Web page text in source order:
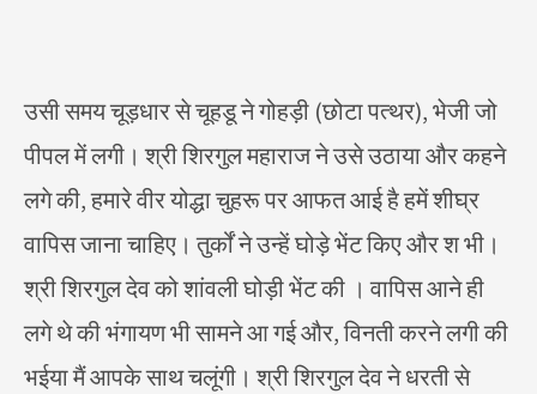
उसी समय चूड़धार से चूहडू ने गोहड़ी (छोटा पत्थर), भेजी जो
पीपल में लगी। श्री शिरगुल महाराज ने उसे उठाया और कहने
लगे की, हमारे वीर योद्धा चुहरू पर आफत आई है हमें शीघ्र
वापिस जाना चाहिए। तुर्कों ने उन्हें घोड़े भेंट किए और श भी।
श्री शिरगुल देव को शांवली घोड़ी भेंट की । वापिस आने ही
लगे थे की भंगायण भी सामने आ गई और, विनती करने लगी की
भईया मैं आपके साथ चलूंगी। श्री शिरगुल देव ने धरती से